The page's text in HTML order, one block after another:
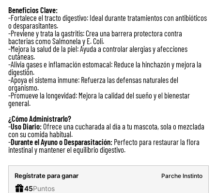
Beneficios Clave:
-Fortalece el tracto digestivo: Ideal durante tratamientos con antibióticos
o desparasitantes.
-Previene y trata la gastritis: Crea una barrera protectora contra
bacterias como Salmonela y E. Coli.
-Mejora la salud de la piel: Ayuda a controlar alergias y afecciones
cutáneas.
-Alivia gases e inflamación estomacal: Reduce la hinchazón y mejora la
digestión.
-Apoya el sistema inmune: Refuerza las defensas naturales del
organismo.
-Promueve la longevidad: Mejora la calidad del sueño y el bienestar
general.
¿Cómo Administrarlo?
-Uso Diario:Ofrece una cucharada al día a tu mascota, sola o mezclada
con su comida habitual.
-Durante el Ayuno o Desparasitación: Perfecto para restaurar la flora
intestinal y mantener el equilibrio digestivo.
Regístrate para ganar Parche Instinto
45Puntos